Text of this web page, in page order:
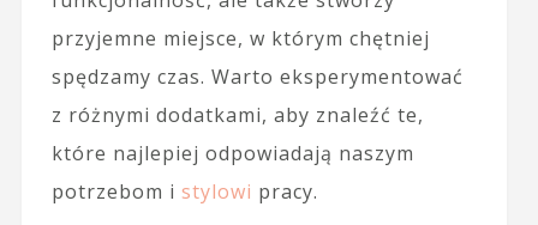
przyjemne miejsce, w którym chętniej
spędzamy czas. Warto eksperymentować
z różnymi dodatkami, aby znaleźć te,
które najlepiej odpowiadają naszym
potrzebom i stylowi pracy.